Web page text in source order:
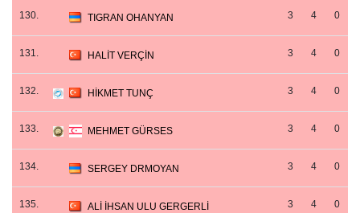
130. TIGRAN OHANYAN 3 4 0
131. HALİT VERÇİN 3 4 0
132. HİKMET TUNÇ 3 4 0
133. MEHMET GÜRSES 3 4 0
134. SERGEY DRMOYAN 3 4 0
135. ALİ İHSAN ULU GERGERLİ 3 4 0